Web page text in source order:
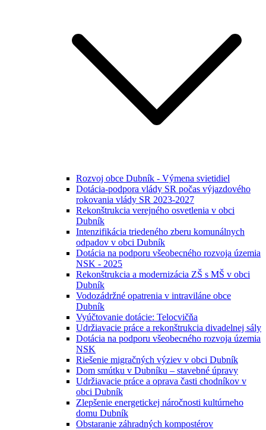
Rozvoj obce Dubník - Výmena svietidiel
Dotácia-podpora vlády SR počas výjazdového
rokovania vlády SR 2023-2027
Rekonštrukcia verejného osvetlenia v obci
Dubník
Intenzifikácia triedeného zberu komunálnych
odpadov v obci Dubník
Dotácia na podporu všeobecného rozvoja územia
NSK - 2025
Rekonštrukcia a modernizácia ZŠ s MŠ v obci
Dubník
Vodozádržné opatrenia v intraviláne obce
Dubník
Vyúčtovanie dotácie: Telocvičňa
Udržiavacie práce a rekonštrukcia divadelnej sály
Dotácia na podporu všeobecného rozvoja územia
NSK
Riešenie migračných výziev v obci Dubník
Dom smútku v Dubníku – stavebné úpravy
Udržiavacie práce a oprava časti chodníkov v
obci Dubník
Zlepšenie energetickej náročnosti kultúrneho
domu Dubník
Obstaranie záhradných kompostérov